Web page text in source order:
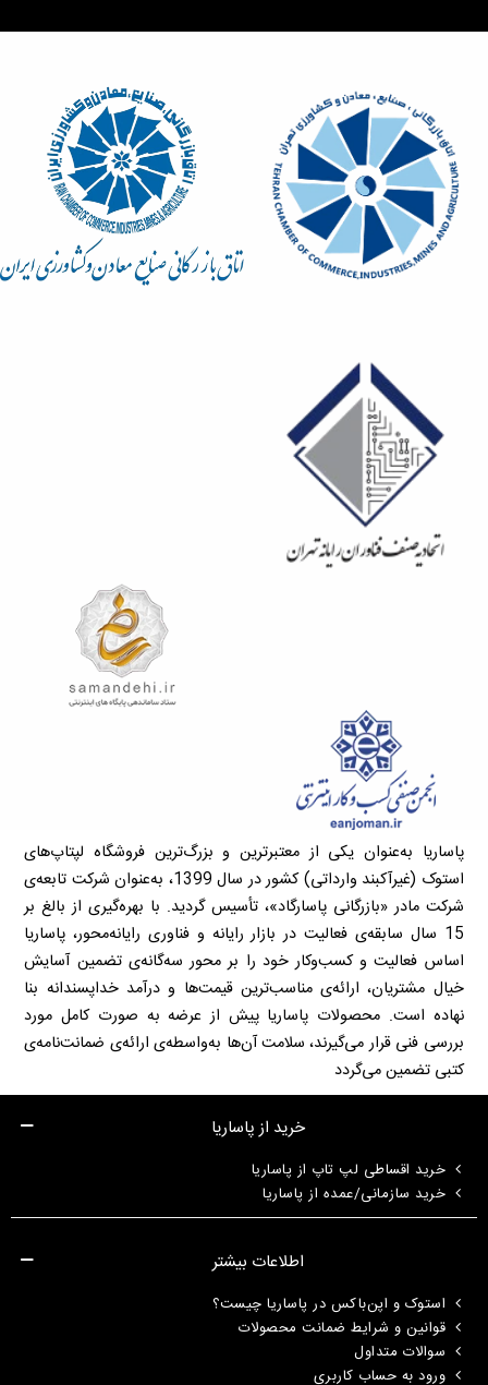
پاساریا به‌عنوان یکی از معتبرترین و بزرگ‌ترین فروشگاه لپتاپ‌های
استوک (غیرآکبند وارداتی) کشور در سال 1399، به‌عنوان شرکت تابعه‌ی
شرکت مادر «بازرگانی پاسارگاد»، تأسیس گردید. با بهره‌گیری از بالغ بر
15 سال سابقه‌ی فعالیت در بازار رایانه و فناوری رایانه‌محور، پاساریا
اساس فعالیت و کسب‌وکار خود را بر محور سه‌گانه‌ی تضمین آسایش
خیال مشتریان، ارائه‌ی مناسب‌ترین قیمت‌ها و درآمد خداپسندانه بنا
نهاده است. محصولات پاساریا پیش از عرضه به صورت کامل مورد
بررسی فنی قرار می‌گیرند، سلامت آن‌ها به‌واسطه‌ی ارائه‌ی ضمانت‌نامه‌ی
کتبی تضمین می‌گردد
خرید از پاساریا
خرید اقساطی لپ تاپ از پاساریا
خرید سازمانی/عمده از پاساریا
اطلاعات بیشتر
استوک و اپن‌باکس در پاساریا چیست؟
قوانین و شرایط ضمانت محصولات
سوالات متداول
ورود به حساب کاربری